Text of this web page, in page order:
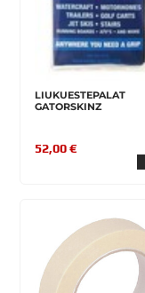
LIUKUESTEPALAT
GATORSKINZ
52,00 €